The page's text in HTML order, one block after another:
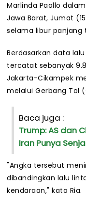
Marlinda Paallo
Jawa Barat, Jumat
selama libur panjang
Berdasarkan data
tercatat sebanyak
Jakarta-Cikampek
melalui Gerbang Tol
Baca juga :
Trump: AS dan
Iran Punya
"Angka tersebut
dibandingkan lalu
kendaraan," kata Ria.